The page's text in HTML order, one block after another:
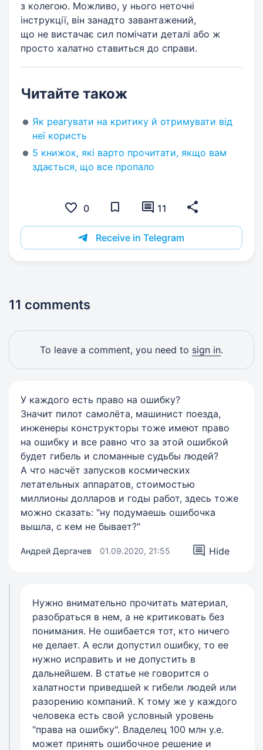
з колегою. Можливо, у нього неточні
інструкції, він занадто завантажений,
що не вистачає сил помічати деталі або ж
просто халатно ставиться до справи.
Читайте також
Як реагувати на критику й отримувати від
неї користь
5 книжок, які варто прочитати, якщо вам
здається, що все пропало
0 11
Receive in Telegram
11 comments
To leave a comment, you need to sign in.
У каждого есть право на ошибку?
Значит пилот самолёта, машинист поезда,
инженеры конструкторы тоже имеют право
на ошибку и все равно что за этой ошибкой
будет гибель и сломанные судьбы людей?
А что насчёт запусков космических
летательных аппаратов, стоимостью
миллионы долларов и годы работ, здесь тоже
можно сказать: "ну подумаешь ошибочка
вышла, с кем не бывает?"
Андрей Дергачев 01.09.2020, 21:55 Hide
Нужно внимательно прочитать материал,
разобраться в нем, а не критиковать без
понимания. Не ошибается тот, кто ничего
не делает. А если допустил ошибку, то ее
нужно исправить и не допустить в
дальнейшем. В статье не говорится о
халатности приведшей к гибели людей или
разорению компаний. К тому же у каждого
человека есть свой условный уровень
"права на ошибку". Владелец 100 млн у.е.
может принять ошибочное решение и